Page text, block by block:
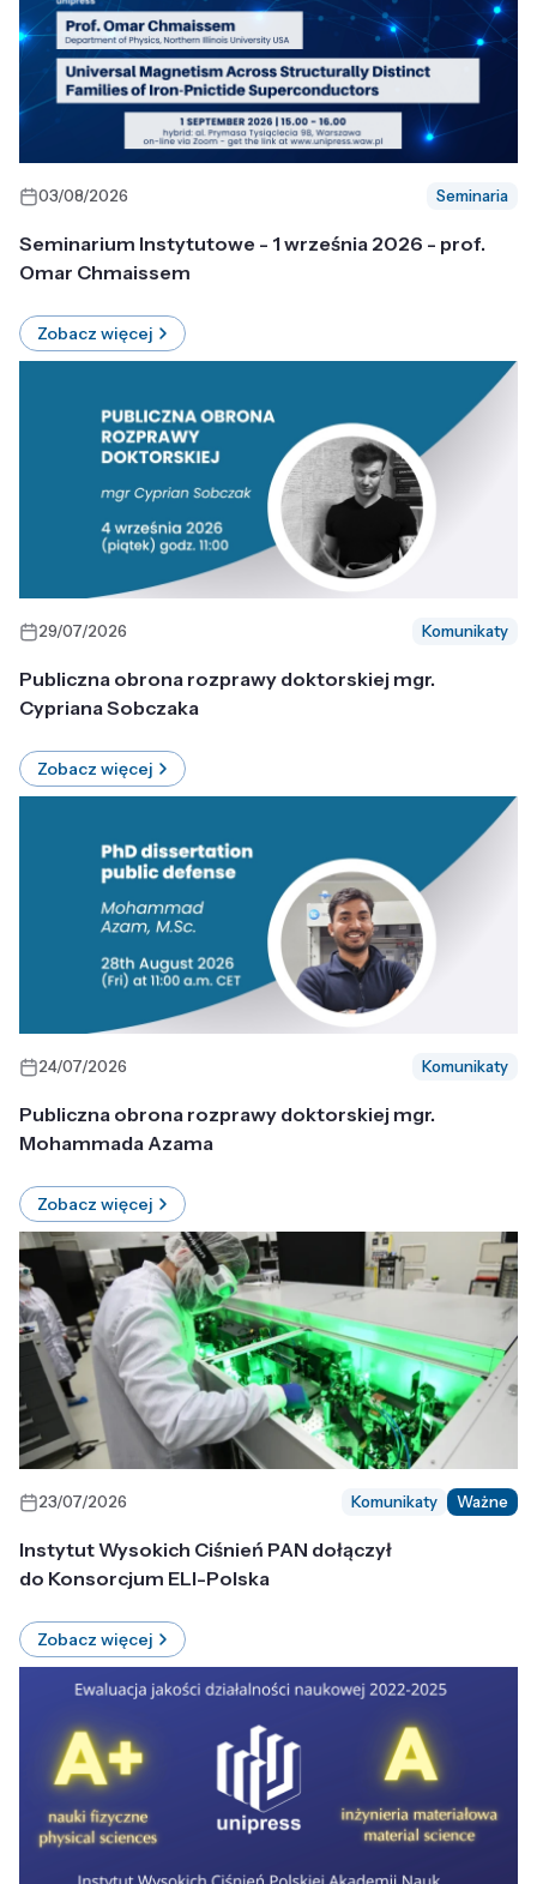
03/08/2026 Seminaria
Seminarium Instytutowe - 1 września 2026 - prof.
Omar Chmaissem
Zobacz więcej
29/07/2026 Komunikaty
Publiczna obrona rozprawy doktorskiej mgr.
Cypriana Sobczaka
Zobacz więcej
24/07/2026 Komunikaty
Publiczna obrona rozprawy doktorskiej mgr.
Mohammada Azama
Zobacz więcej
23/07/2026 Komunikaty Ważne
Instytut Wysokich Ciśnień PAN dołączył
do Konsorcjum ELI-Polska
Zobacz więcej